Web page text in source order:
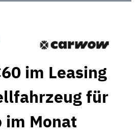
im Leasing
für
im Monat